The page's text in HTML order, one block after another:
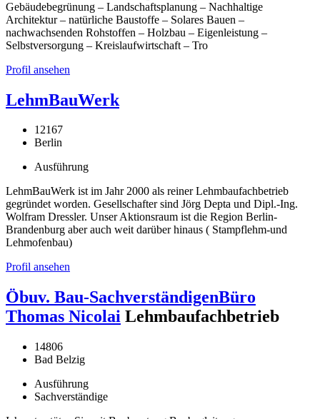
Gebäudebegrünung – Landschaftsplanung – Nachhaltige
Architektur – natürliche Baustoffe – Solares Bauen –
nachwachsenden Rohstoffen – Holzbau – Eigenleistung –
Selbstversorgung – Kreislaufwirtschaft – Tro
Profil ansehen
LehmBauWerk
12167
Berlin
Ausführung
LehmBauWerk ist im Jahr 2000 als reiner Lehmbaufachbetrieb
gegründet worden. Gesellschafter sind Jörg Depta und Dipl.-Ing.
Wolfram Dressler. Unser Aktionsraum ist die Region Berlin-
Brandenburg aber auch weit darüber hinaus ( Stampflehm-und
Lehmofenbau)
Profil ansehen
Öbuv. Bau-SachverständigenBüro
Thomas Nicolai Lehmbaufachbetrieb
14806
Bad Belzig
Ausführung
Sachverständige